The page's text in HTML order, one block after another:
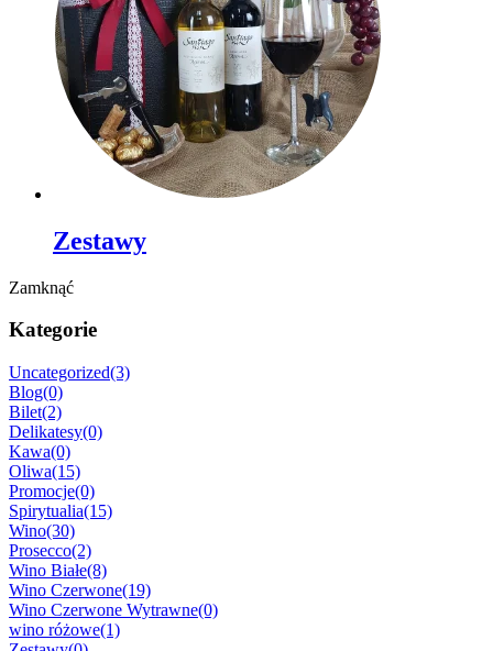
Zestawy
Zamknąć
Kategorie
Uncategorized(3)
Blog(0)
Bilet(2)
Delikatesy(0)
Kawa(0)
Oliwa(15)
Promocje(0)
Spirytualia(15)
Wino(30)
Prosecco(2)
Wino Białe(8)
Wino Czerwone(19)
Wino Czerwone Wytrawne(0)
wino różowe(1)